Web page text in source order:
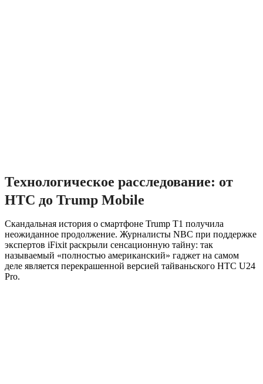
Технологическое расследование: от
HTC до Trump Mobile
Скандальная история о смартфоне Trump T1 получила
неожиданное продолжение. Журналисты NBC при поддержке
экспертов iFixit раскрыли сенсационную тайну: так
называемый «полностью американский» гаджет на самом
деле является перекрашенной версией тайваньского HTC U24
Pro.